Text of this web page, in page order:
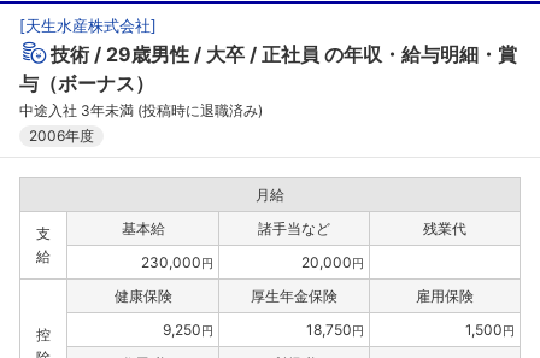
[天生水産株式会社]
技術 29歳男性 大卒 正社員 の年収・給与明細・賞
与（ボーナス）
中途入社 3年未満 (投稿時に退職済み)
2006年度
月給
支
給
基本給 諸手当など
残業代
230,000円 20,000円
控
健康保険 厚生年金保険
雇用保険
9,250円 18,750円 1,500円